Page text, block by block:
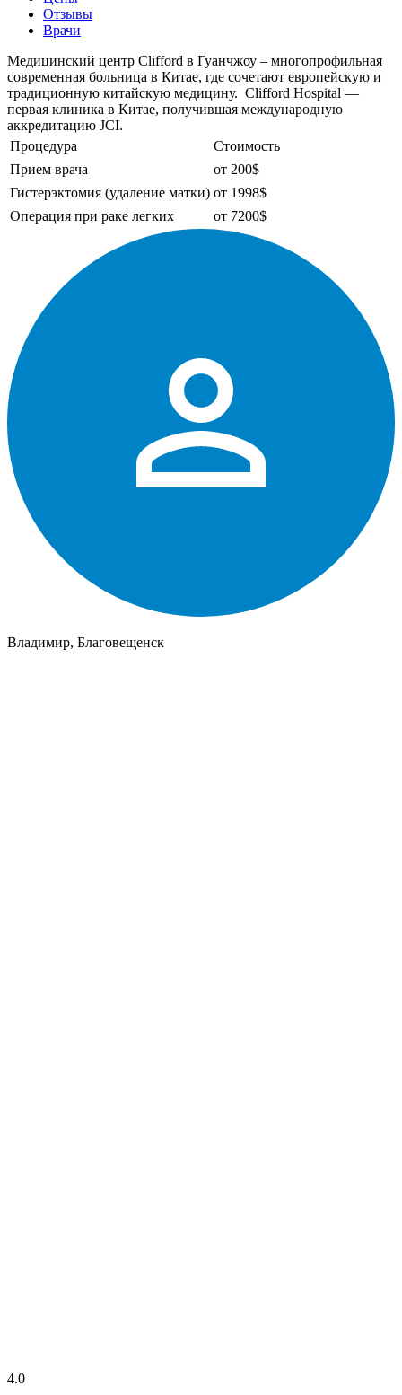
Отзывы
Врачи
Медицинский центр Clifford в Гуанчжоу – многопрофильная
современная больница в Китае, где сочетают европейскую и
традиционную китайскую медицину. Clifford Hospital —
первая клиника в Китае, получившая международную
аккредитацию JCI.
Процедура
Стоимость
Прием врача
от 200$
Гистерэктомия (удаление матки) от 1998$
Операция при раке легких
от 7200$
Владимир, Благовещенск
4.0